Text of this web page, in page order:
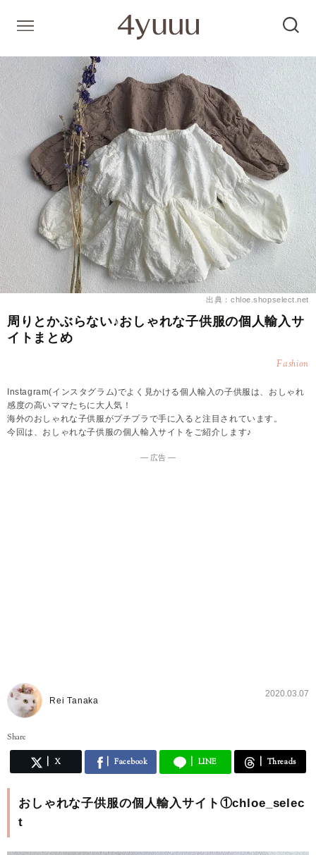
出典：chloe.shopselect.net
周りとかぶらない♪おしゃれな子供服の個人輸入サ
イトまとめ
Fashion
Instagram(インスタグラム)でよく見かける個人輸入の子供服は、おしゃれ
感度の高いママたちに大人気！
海外のおしゃれな子供服がプチプラで手に入ると注目されています。
今回は、おしゃれな子供服の個人輸入サイトをご紹介します♪
― 広告 ―
Rei Tanaka
2020.03.07
Share
X Facebook LINE Threads
おしゃれな子供服の個人輸入サイト①chloe_selec
t